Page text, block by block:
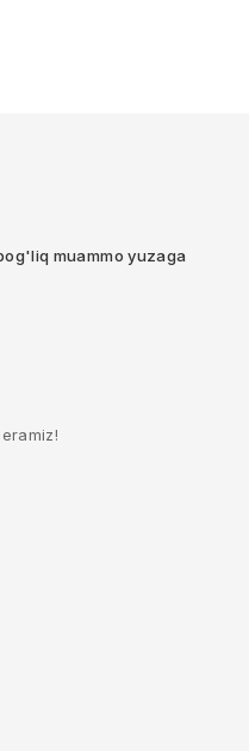
muammo yuzaga